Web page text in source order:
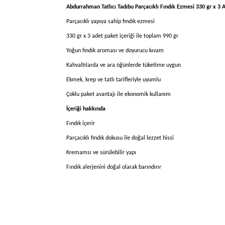
Abdurrahman Tatlıcı Tadıbu Parçacıklı Fındık Ezmesi 330 gr x 3
Parçacıklı yapıya sahip fındık ezmesi
330 gr x 3 adet paket içeriği ile toplam 990 gr
Yoğun fındık aroması ve doyurucu kıvam
Kahvaltılarda ve ara öğünlerde tüketime uygun
Ekmek, krep ve tatlı tarifleriyle uyumlu
Çoklu paket avantajı ile ekonomik kullanım
İçeriği hakkında
Fındık içerir
Parçacıklı fındık dokusu ile doğal lezzet hissi
Kremamsı ve sürülebilir yapı
Fındık alerjenini doğal olarak barındırır